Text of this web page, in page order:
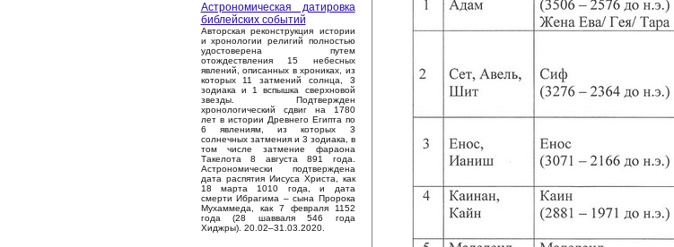
Астрономическая датировка
библейских событий
Авторская реконструкция истории
и хронологии религий полностью
удостоверена путем
отождествления 15 небесных
явлений, описанных в хрониках, из
которых 11 затмений солнца, 3
зодиака и 1 вспышка сверхновой
звезды. Подтвержден
хронологический сдвиг на 1780
лет в истории Древнего Египта по
6 явлениям, из которых 3
солнечных затмения и 3 зодиака, в
том числе затмение фараона
Такелота 8 августа 891 года.
Астрономически подтверждена
дата распятия Иисуса Христа, как
18 марта 1010 года, и дата
смерти Ибрагима – сына Пророка
Мухаммеда, как 7 февраля 1152
года (28 шавваля 546 года
Хиджры). 20.02–31.03.2020.